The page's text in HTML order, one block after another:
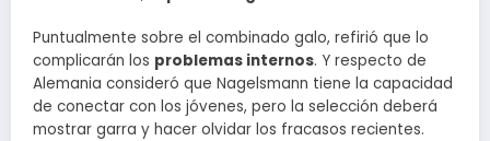
Puntualmente sobre el combinado galo, refirió que lo
complicarán los problemas internos. Y respecto de
Alemania consideró que Nagelsmann tiene la capacidad
de conectar con los jóvenes, pero la selección deberá
mostrar garra y hacer olvidar los fracasos recientes.